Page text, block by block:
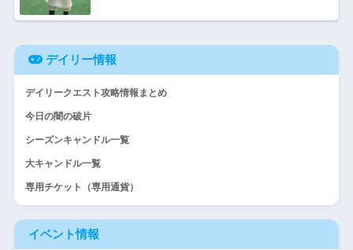
デイリー情報
デイリークエスト攻略情報まとめ
今日の闇の破片
シーズンキャンドル一覧
大キャンドル一覧
専用チケット（専用通貨）
イベント情報